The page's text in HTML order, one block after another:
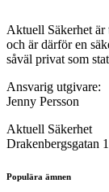
Aktuell Säkerhet
och är därför en
såväl privat som
Ansvarig utgivare:
Jenny Persson
Aktuell Säkerhet
Drakenbergsgatan
Populära ämnen